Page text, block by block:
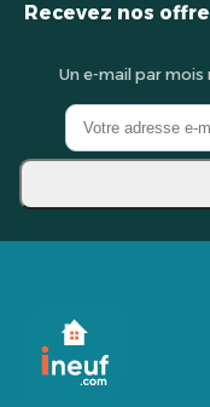
Recevez nos
Un e-mail par mois